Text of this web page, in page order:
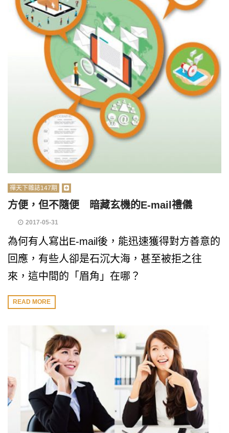
禪天下雜誌147期
方便，但不隨便 暗藏玄機的E-mail禮儀
2017-05-31
為何有人寫出E-mail後，能迅速獲得對方善意的
回應，有些人卻是石沉大海，甚至被拒之往
來，這中間的「眉角」在哪？
READ MORE